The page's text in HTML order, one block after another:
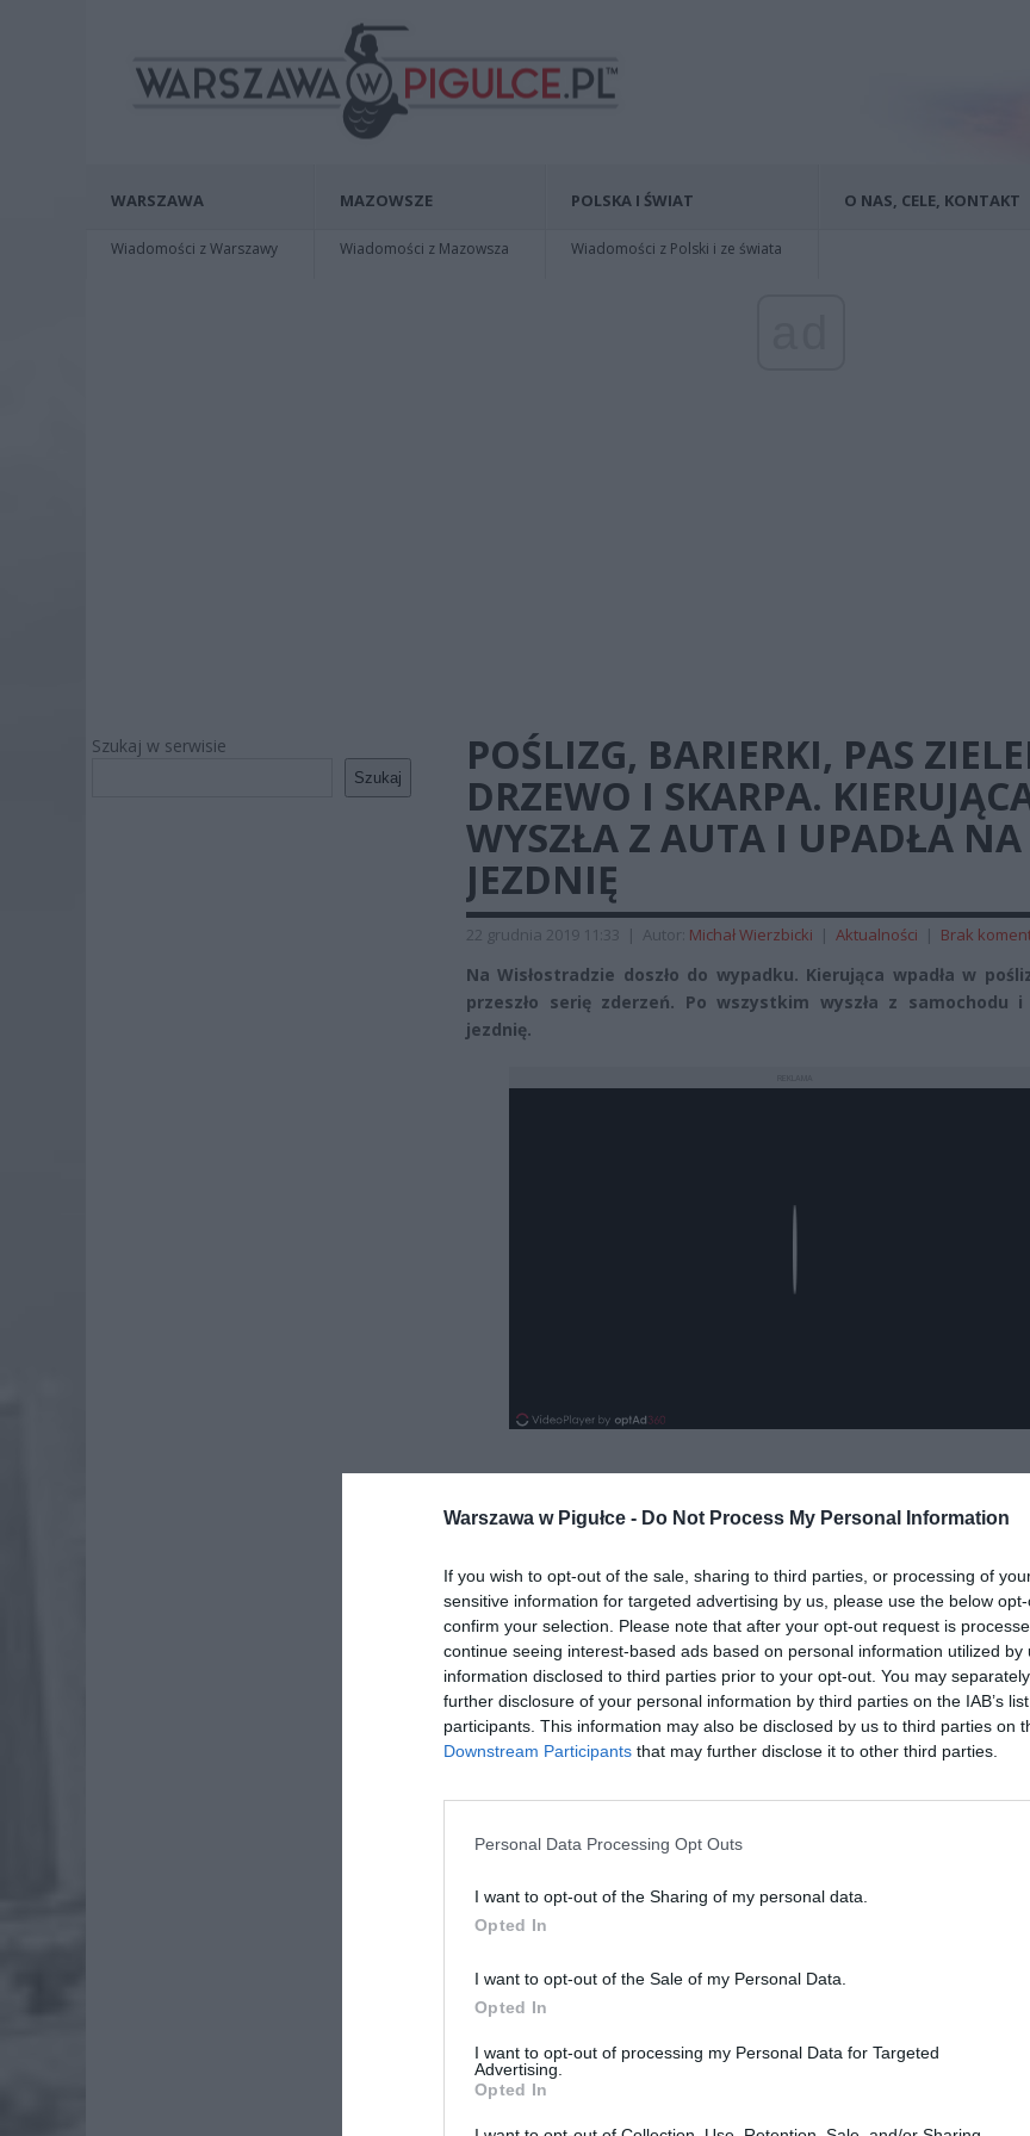
Warszawa w Pigułce - Do Not Process My Personal Information
If you wish to opt-out of the sale, sharing to third parties, or processing of
sensitive information for targeted advertising by us, please use the below
confirm your selection. Please note that after your opt-out request is
continue seeing interest-based ads based on personal information utilized by
information disclosed to third parties prior to your opt-out. You may
further disclosure of your personal information by third parties on the IAB’s
participants. This information may also be disclosed by us to third parties on
Downstream Participants that may further disclose it to other third parties.
Personal Data Processing Opt Outs
I want to opt-out of the Sharing of my personal data.
Opted In
I want to opt-out of the Sale of my Personal Data.
Opted In
I want to opt-out of processing my Personal Data for Targeted
Advertising.
Opted In
WARSZAWA
Wiadomości z Warszawy
MAZOWSZE
Wiadomości z Mazowsza
POLSKA I ŚWIAT
Wiadomości z Polski i ze świata
O NAS, CELE, KONTAKT
Szukaj w serwisie
Szukaj
POŚLIZG, BARIERKI, PAS
DRZEWO I SKARPA.
WYSZŁA Z AUTA I UPADŁA NA
JEZDNIĘ
22 grudnia 2019 11:33 | Autor: Michał Wierzbicki | Aktualności | Brak
Na Wisłostradzie doszło do wypadku. Kierująca wpadła w
przeszło serię zderzeń. Po wszystkim wyszła z samochodu i
jezdnię.
ad